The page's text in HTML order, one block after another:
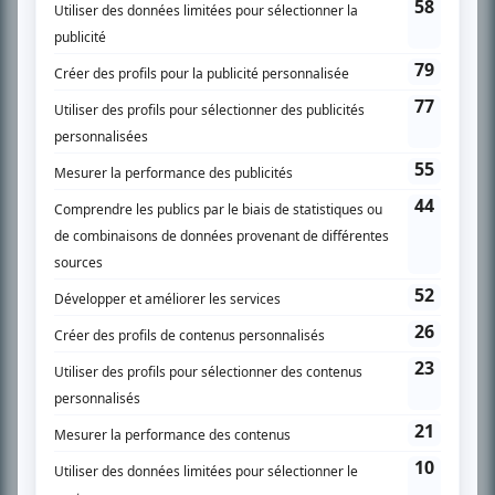
SUR LE RÉSEAU BIZZ MÉDIA
Accueil
Liste des oeuvres
Liste des comédiens
Recherche avancée
À propos
Nous contacter
Termes et conditions
Politique de confidentialité